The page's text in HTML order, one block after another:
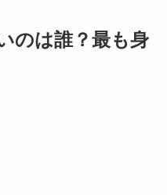
のは誰？最も身